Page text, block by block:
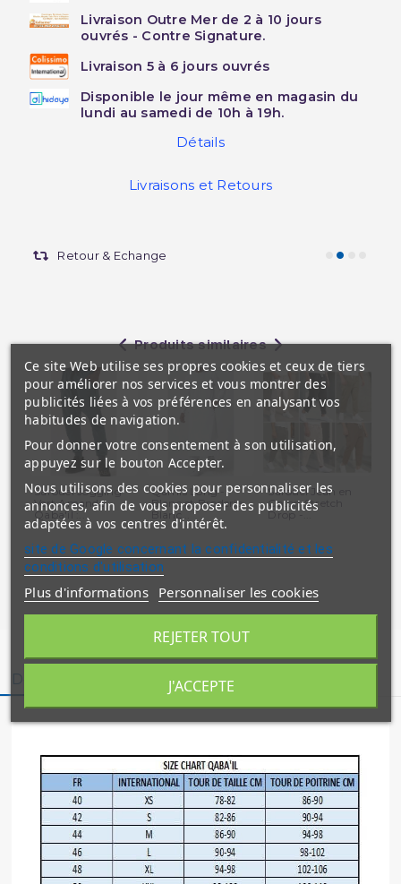
Livraison Outre Mer de 2 à 10 jours
ouvrés - Contre Signature.
Livraison 5 à 6 jours ouvrés
Disponible le jour même en magasin du
lundi au samedi de 10h à 19h.
Détails
Livraisons et Retours
Retour & Echange
Produits similaires
Sarouel Jogging
Vert Amande
Qaba'il :...
Qamis Long -
Blanc et Broderie
Blanc...
Sarouel Jean en
Coton Stretch
Drop -...
Description Détails du produit
Ce site Web utilise ses propres cookies et ceux de tiers
pour améliorer nos services et vous montrer des
publicités liées à vos préférences en analysant vos
habitudes de navigation.
Pour donner votre consentement à son utilisation,
appuyez sur le bouton Accepter.
Nous utilisons des cookies pour personnaliser les
annonces, afin de vous proposer des publicités
adaptées à vos centres d'intérêt.
site de Google concernant la confidentialité et les
conditions d'utilisation
Plus d'informations Personnaliser les cookies
REJETER TOUT
J'ACCEPTE